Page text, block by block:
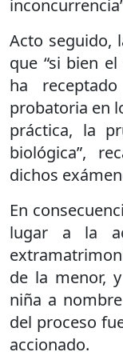
Acto seguido,
que “si bien
ha
probatoria en
práctica, la
biológica”,
dichos
En
lugar a la
de la menor,
niña a
del proceso
accionado.